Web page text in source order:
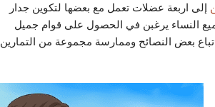
إلى اربعة عضلات تعمل مع بعضها لتكوين جدار
النساء يرغبن في الحصول على قوام جميل
بعض النصائح وممارسة مجموعة من التمارين